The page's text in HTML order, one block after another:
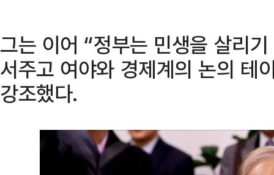
그는 이어 “정부는 민생을 살리
서주고 여야와 경제계의 논의 테
강조했다.